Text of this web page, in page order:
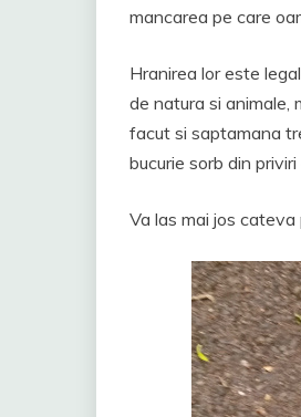
mancarea pe care
Hranirea lor este
de natura si animale,
facut si saptamana
bucurie sorb din
Va las mai jos